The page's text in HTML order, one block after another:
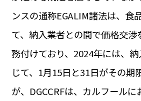
TAG
タグ
#パリ
#お土産 #トリビア
#データで
#フランスの教育制度
#アプリ
#いざ
#カルカッソンヌ Carcassonne
#サス
#フランス生活
#レシピ #ビューティー
ンスの通称EGALIM諸法は、食
て、納入業者との間で価格交
務付けており、2024年には、
じて、1月15日と31日がその期
が、DGCCRFは、カルフール